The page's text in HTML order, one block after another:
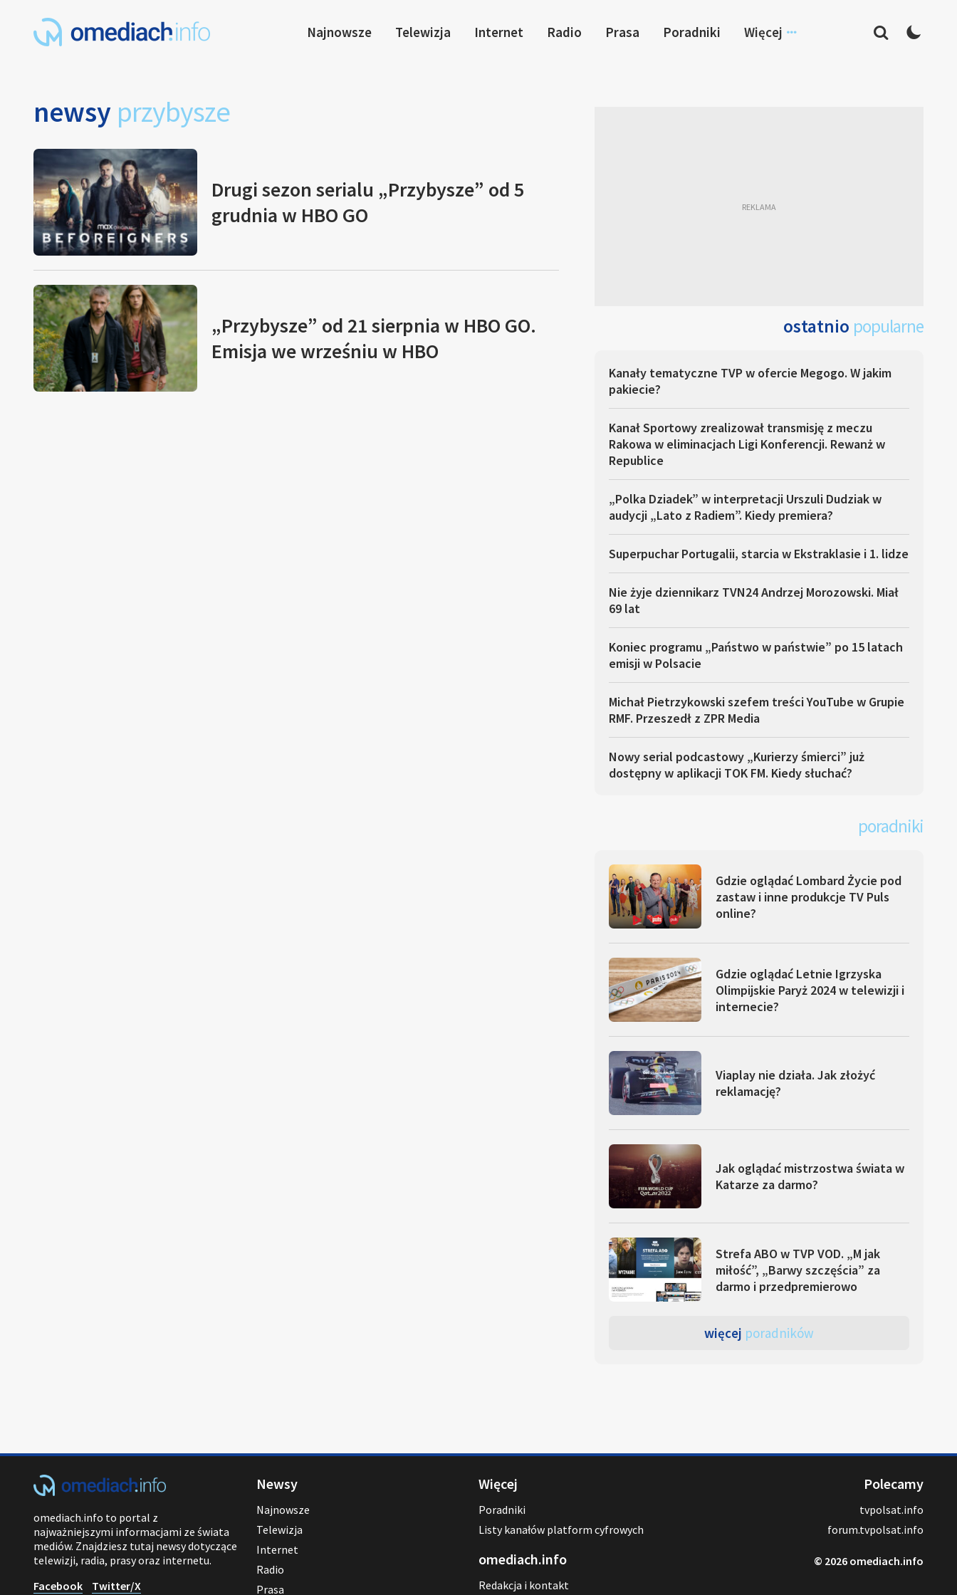
Najnowsze Telewizja Internet Radio Prasa Poradniki Więcej
newsy przybysze
Drugi sezon serialu „Przybysze” od 5
grudnia w HBO GO
„Przybysze” od 21 sierpnia w HBO GO.
Emisja we wrześniu w HBO
ostatnio popularne
Kanały tematyczne TVP w ofercie Megogo. W jakim
pakiecie?
Kanał Sportowy zrealizował transmisję z meczu
Rakowa w eliminacjach Ligi Konferencji. Rewanż w
Republice
„Polka Dziadek” w interpretacji Urszuli Dudziak w
audycji „Lato z Radiem”. Kiedy premiera?
Superpuchar Portugalii, starcia w Ekstraklasie i 1. lidze
Nie żyje dziennikarz TVN24 Andrzej Morozowski. Miał
69 lat
Koniec programu „Państwo w państwie” po 15 latach
emisji w Polsacie
Michał Pietrzykowski szefem treści YouTube w Grupie
RMF. Przeszedł z ZPR Media
Nowy serial podcastowy „Kurierzy śmierci” już
dostępny w aplikacji TOK FM. Kiedy słuchać?
poradniki
Gdzie oglądać Lombard Życie pod
zastaw i inne produkcje TV Puls
online?
Gdzie oglądać Letnie Igrzyska
Olimpijskie Paryż 2024 w telewizji i
internecie?
Viaplay nie działa. Jak złożyć
reklamację?
Jak oglądać mistrzostwa świata w
Katarze za darmo?
Strefa ABO w TVP VOD. „M jak
miłość”, „Barwy szczęścia” za
darmo i przedpremierowo
więcej poradników
omediach.info to portal z
najważniejszymi informacjami ze świata
mediów. Znajdziesz tutaj newsy dotyczące
telewizji, radia, prasy oraz internetu.
Facebook
Twitter/X
Newsy
Najnowsze
Telewizja
Internet
Radio
Prasa
Więcej
Poradniki
Listy kanałów platform cyfrowych
omediach.info
Redakcja i kontakt
Polecamy
tvpolsat.info
forum.tvpolsat.info
© 2026 omediach.info